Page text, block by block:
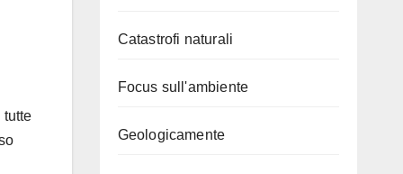
tutte
Catastrofi naturali
Focus sull'ambiente
Geologicamente